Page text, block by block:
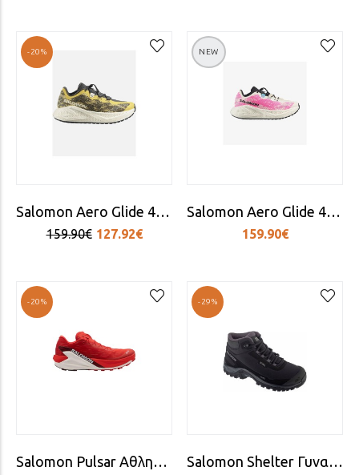
-20%
Salomon Aero Glide 4 GRVL Γυναικεία Αθλητικά Παπούτσια Running Beach Ball
159.90€ 127.92€
NEW
Salomon Aero Glide 4 GRVL Γυναικεία Αθλητικά Παπούτσια Running Ροζ
159.90€
-20%
Salomon Pulsar Αθλητικά Παπούτσια Trail Running Κόκκινα
-29%
Salomon Shelter Γυναικεία Ορειβατικά Μποτάκια Αδιάβροχα Μαύρα